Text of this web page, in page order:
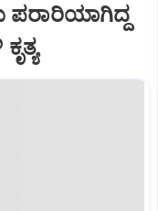
ಪರಾರಿಯಾಗಿದ್ದ